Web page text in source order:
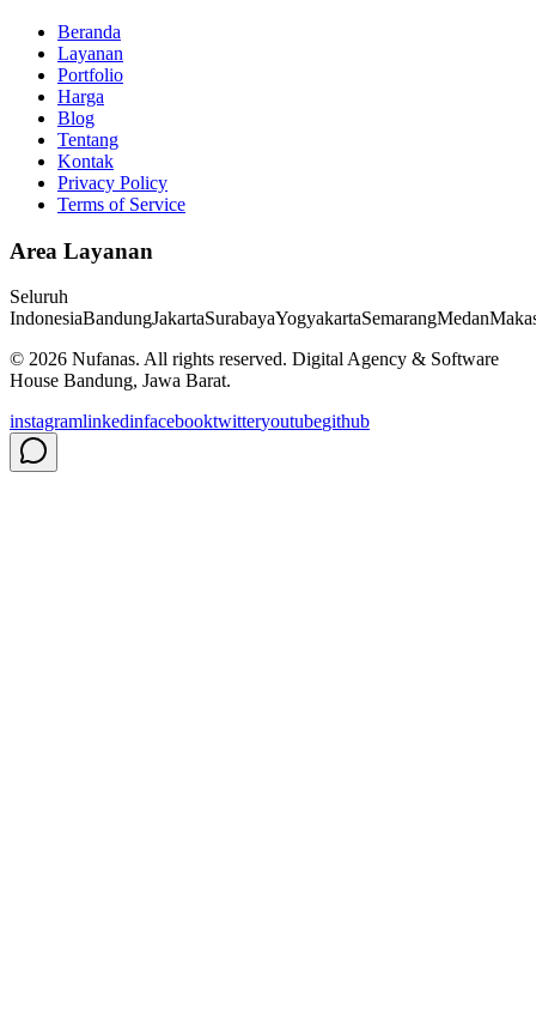
Beranda
Layanan
Portfolio
Harga
Blog
Tentang
Kontak
Privacy Policy
Terms of Service
Area Layanan
Seluruh
IndonesiaBandungJakartaSurabayaYogyakartaSemarangMedan
© 2026 Nufanas. All rights reserved. Digital Agency & Software
House Bandung, Jawa Barat.
instagramlinkedinfacebooktwitteryoutubegithub